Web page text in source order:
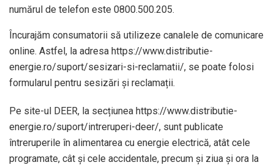
numărul de telefon este 0800.500.205.
Încurajăm consumatorii să utilizeze canalele de comunicare
online. Astfel, la adresa https://www.distributie-
energie.ro/suport/sesizari-si-reclamatii/, se poate folosi
formularul pentru sesizări și reclamații.
Pe site-ul DEER, la secțiunea https://www.distributie-
energie.ro/suport/intreruperi-deer/, sunt publicate
întreruperile în alimentarea cu energie electrică, atât cele
programate, cât și cele accidentale, precum și ziua și ora la